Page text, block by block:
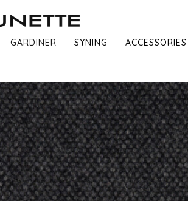
GARDINER SYNING ACCESSORIES